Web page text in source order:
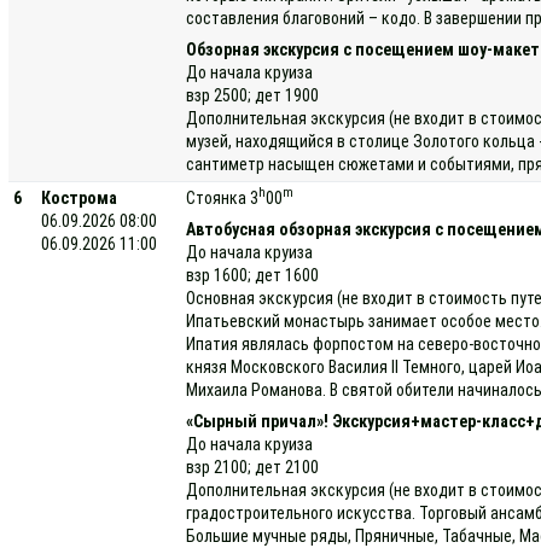
составления благовоний – кодо. В завершении
Обзорная экскурсия с посещением шоу-
До начала круиза
взр 2500; дет 1900
Дополнительная экскурсия (не входит в
музей, находящийся в столице Золотого
сантиметр насыщен сюжетами и событиями,
6
Кострома
06.09.2026 08:00
06.09.2026 11:00
Стоянка 3 h00m
Автобусная обзорная экскурсия с
До начала круиза
взр 1600; дет 1600
Основная экскурсия (не входит в стоимость
Ипатьевский монастырь занимает особое
Ипатия являлась форпостом на северо-
князя Московского Василия II Темного, царей
Михаила Романова. В святой обители
«Сырный причал»! Экскурсия+мастер-
До начала круиза
взр 2100; дет 2100
Дополнительная экскурсия (не входит в
градостроительного искусства. Торговый
Большие мучные ряды, Пряничные, Табачные,